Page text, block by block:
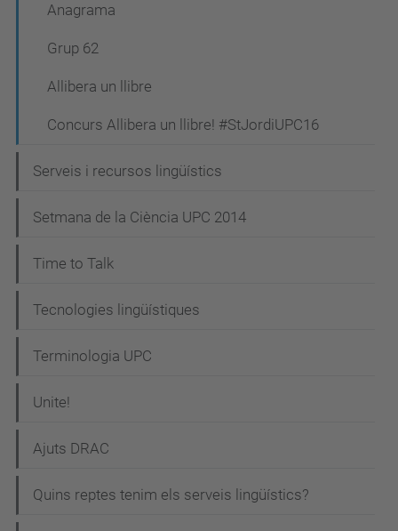
Anagrama
Grup 62
Allibera un llibre
Concurs Allibera un llibre! #StJordiUPC16
Serveis i recursos lingüístics
Setmana de la Ciència UPC 2014
Time to Talk
Tecnologies lingüístiques
Terminologia UPC
Unite!
Ajuts DRAC
Quins reptes tenim els serveis lingüístics?